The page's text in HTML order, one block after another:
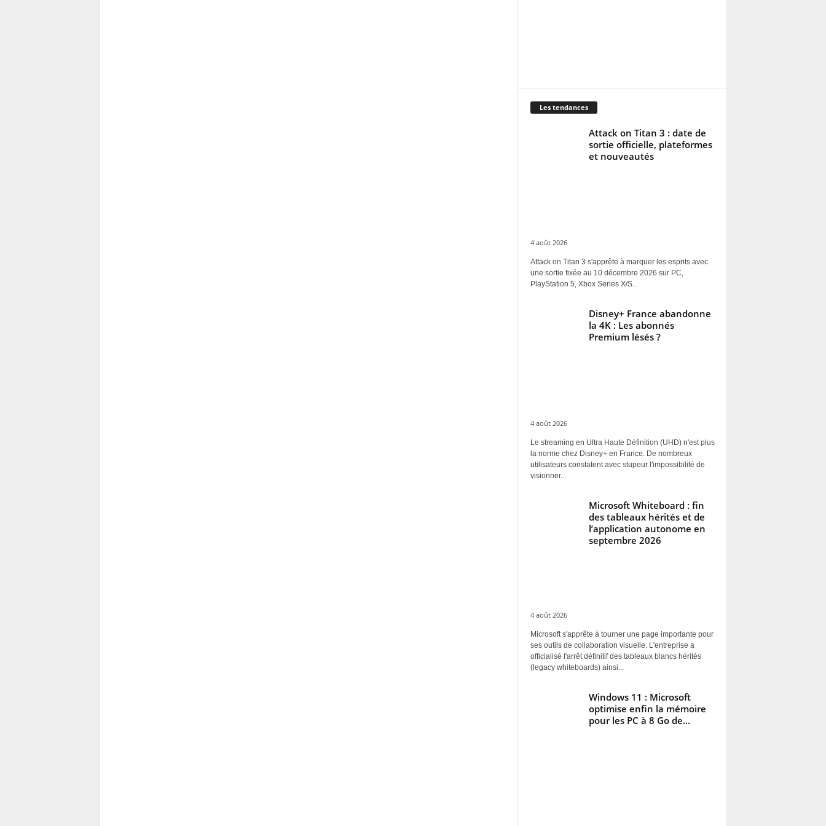
Les tendances
Attack on Titan 3 : date de
sortie officielle, plateformes
et nouveautés
4 août 2026
Attack on Titan 3 s'apprête à marquer les esprits avec
une sortie fixée au 10 décembre 2026 sur PC,
PlayStation 5, Xbox Series X/S...
Disney+ France abandonne
la 4K : Les abonnés
Premium lésés ?
4 août 2026
Le streaming en Ultra Haute Définition (UHD) n'est plus
la norme chez Disney+ en France. De nombreux
utilisateurs constatent avec stupeur l'impossibilité de
visionner...
Microsoft Whiteboard : fin
des tableaux hérités et de
l’application autonome en
septembre 2026
4 août 2026
Microsoft s'apprête à tourner une page importante pour
ses outils de collaboration visuelle. L'entreprise a
officialisé l'arrêt définitif des tableaux blancs hérités
(legacy whiteboards) ainsi...
Windows 11 : Microsoft
optimise enfin la mémoire
pour les PC à 8 Go de...